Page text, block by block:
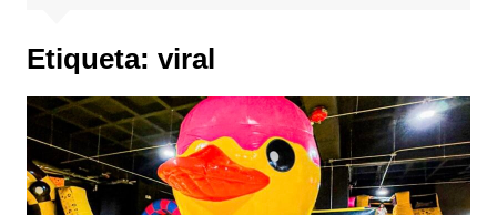
Etiqueta: viral